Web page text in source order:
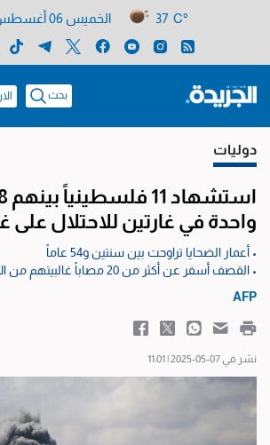
37 C° الخميس 06 أغسطس 2026
بحث
دوليات
واحدة في غارتين للاحتلال على
• أعمار الضحايا تراوحت بين سنتين و54 عاماً
• القصف أسفر عن أكثر من 20 مصاباً غالبيتهم من الأطفال والنساء
AFP
نشر في 07-05-2025 | 11:01